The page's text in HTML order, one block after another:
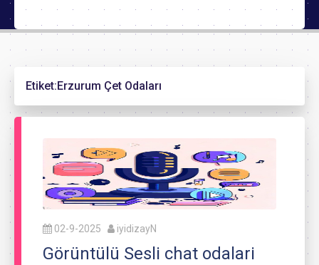
Etiket:Erzurum Çet Odaları
02-9-2025 iyidizayN
Görüntülü Sesli chat odalari